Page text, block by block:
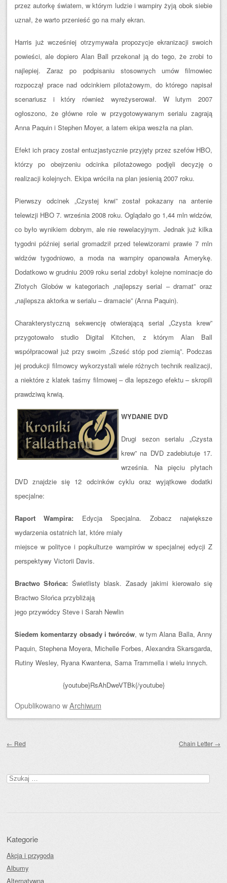
przez autorkę światem, w którym ludzie i wampiry żyją obok siebie
uznał, że warto przenieść go na mały ekran.
Harris już wcześniej otrzymywała propozycje ekranizacji swoich
powieści, ale dopiero Alan Ball przekonał ją do tego, że zrobi to
najlepiej. Zaraz po podpisaniu stosownych umów filmowiec
rozpoczął prace nad odcinkiem pilotażowym, do którego napisał
scenariusz i który również wyreżyserował. W lutym 2007
ogłoszono, że główne role w przygotowywanym serialu zagrają
Anna Paquin i Stephen Moyer, a latem ekipa weszła na plan.
Efekt ich pracy został entuzjastycznie przyjęty przez szefów HBO,
którzy po obejrzeniu odcinka pilotażowego podjęli decyzję o
realizacji kolejnych. Ekipa wróciła na plan jesienią 2007 roku.
Pierwszy odcinek „Czystej krwi” został pokazany na antenie
telewizji HBO 7. września 2008 roku. Oglądało go 1,44 mln widzów,
co było wynikiem dobrym, ale nie rewelacyjnym. Jednak już kilka
tygodni później serial gromadził przed telewizorami prawie 7 mln
widzów tygodniowo, a moda na wampiry opanowała Amerykę.
Dodatkowo w grudniu 2009 roku serial zdobył kolejne nominacje do
Złotych Globów w kategoriach „najlepszy serial – dramat” oraz
„najlepsza aktorka w serialu – dramacie” (Anna Paquin).
Charakterystyczną sekwencję otwierającą serial „Czysta krew”
przygotowało studio Digital Kitchen, z którym Alan Ball
współpracował już przy swoim „Sześć stóp pod ziemią”. Podczas
jej produkcji filmowcy wykorzystali wiele różnych technik realizacji,
a niektóre z klatek taśmy filmowej – dla lepszego efektu – skropili
prawdziwą krwią.
WYDANIE DVD
Drugi sezon serialu „Czysta
krew” na DVD zadebiutuje 17.
września. Na pięciu płytach
DVD znajdzie się 12 odcinków cyklu oraz wyjątkowe dodatki
specjalne:
Raport Wampira: Edycja Specjalna. Zobacz największe
wydarzenia ostatnich lat, które miały
miejsce w polityce i popkulturze wampirów w specjalnej edycji Z
perspektywy Victorii Davis.
Bractwo Słońca: Świetlisty blask. Zasady jakimi kierowało się
Bractwo Słońca przybliżają
jego przywódcy Steve i Sarah Newlin
Siedem komentarzy obsady i twórców, w tym Alana Balla, Anny
Paquin, Stephena Moyera, Michelle Forbes, Alexandra Skarsgarda,
Rutiny Wesley, Ryana Kwantena, Sama Trammella i wielu innych.
{youtube}RsAhDweVTBk{/youtube}
OpublikowanowArchiwum
← Red Chain Letter →
Szukaj:
Kategorie
Akcja i przygoda
Albumy
Alternatywna